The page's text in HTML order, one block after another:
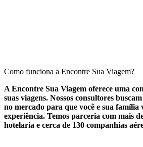
Como funciona a Encontre Sua Viagem?
A Encontre Sua Viagem oferece uma
suas viagens. Nossos consultores
no mercado para que você e sua família
experiência. Temos parceria com mais
hotelaria e cerca de 130 companhias